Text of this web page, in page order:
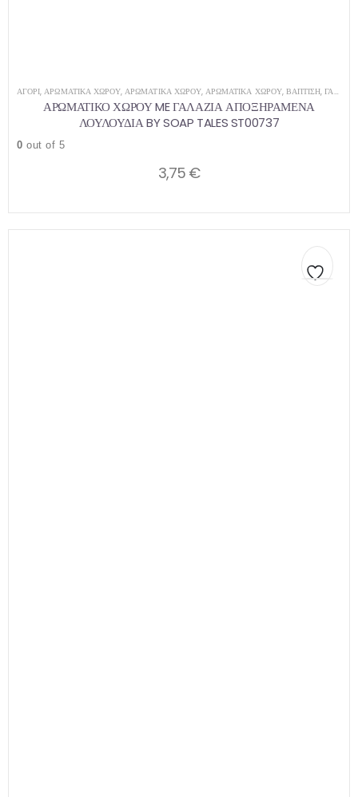
ΑΓΌΡΙ,ΑΡΩΜΑΤΙΚΆ ΧΏΡΟΥ,ΑΡΩΜΑΤΙΚΆ ΧΏΡΟΥ,ΑΡΩΜΑΤΙΚΆ ΧΏΡΟΥ, ΒΑΠΤΙΣΗ,ΓΑΜΟΣ
ΑΡΩΜΑΤΙΚΟ ΧΩΡΟΥ ME ΓΑΛΑΖΙΑ ΑΠΟΞΗΡΑΜΕΝΑ
ΛΟΥΛΟΥΔΙΑ BY SOAP TALES ST00737
0 out of 5
3,75 €